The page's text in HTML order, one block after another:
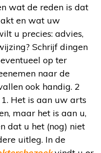
wat de reden is dat
en wat uw
u precies: advies,
Schrijf dingen
op ter
naar de
ook handig. 2
Het is aan uw arts
maar het is aan u,
dat u het (nog) niet
uitleg. In de